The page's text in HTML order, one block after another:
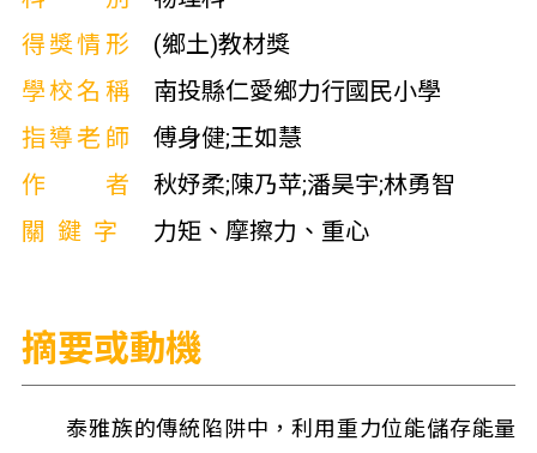
得獎情形
(鄉土)教材獎
學校名稱
南投縣仁愛鄉力行國民小學
指導老師
傅身健;王如慧
作者
秋妤柔;陳乃苹;潘昊宇;林勇智
關鍵字
力矩、摩擦力、重心
摘要或動機
泰雅族的傳統陷阱中，利用重力位能儲存能量